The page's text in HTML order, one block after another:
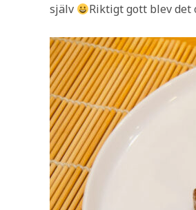
själv
Riktigt gott blev det